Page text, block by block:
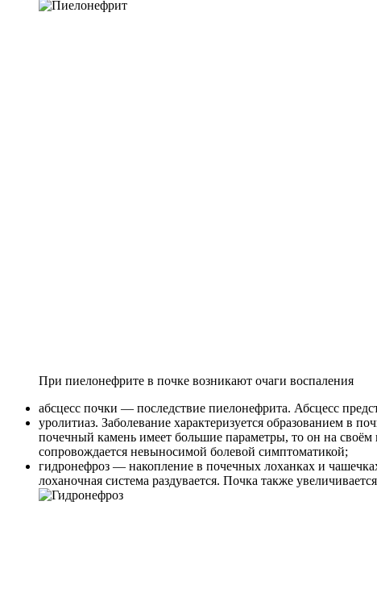
При пиелонефрите в почке возникают очаги воспаления
абсцесс почки — последствие пиелонефрита. Абсцесс
уролитиаз. Заболевание характеризуется образованием в
почечный камень имеет большие параметры, то он на своём
сопровождается невыносимой болевой симптоматикой;
гидронефроз — накопление в почечных лоханках и
лоханочная система раздувается. Почка также